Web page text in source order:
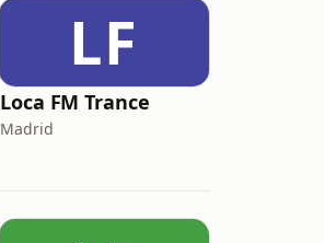
LF
Loca FM Trance
Madrid